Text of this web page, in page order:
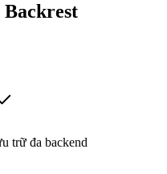
Backrest
trữ đa backend